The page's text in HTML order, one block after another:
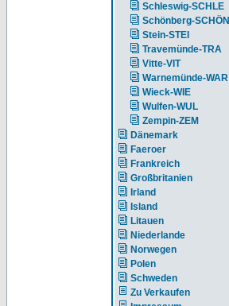
Schleswig-SCHLE
Schönberg-SCHÖN
Stein-STEI
Travemünde-TRA
Vitte-VIT
Warnemünde-WAR
Wieck-WIE
Wulfen-WUL
Zempin-ZEM
Dänemark
Faeroer
Frankreich
Großbritanien
Irland
Island
Litauen
Niederlande
Norwegen
Polen
Schweden
Zu Verkaufen